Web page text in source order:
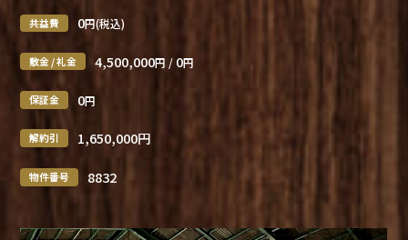
共益費 0円(税込)
敷金 / 礼金 4,500,000円 / 0円
保証金 0円
解約引 1,650,000円
物件番号 8832